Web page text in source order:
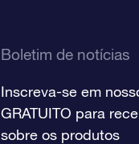
Boletim de notícias
Inscreva-se em
GRATUITO para
sobre os produtos